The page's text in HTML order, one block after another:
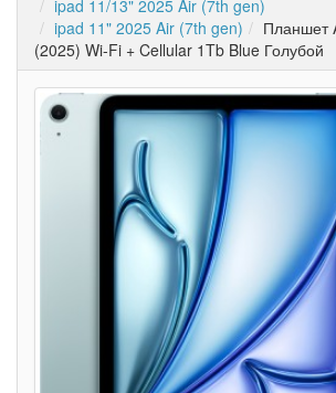
ipad 11/13" 2025 Air (7th gen)
ipad 11" 2025 Air (7th gen)
Планшет
(2025) Wi-Fi + Cellular 1Tb Blue Голубой